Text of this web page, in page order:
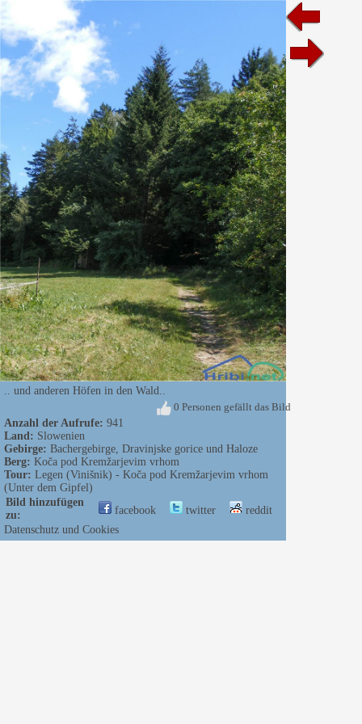
.. und anderen Höfen in den Wald..
0 Personen gefällt das Bild
Anzahl der Aufrufe: 941
Land: Slowenien
Gebirge: Bachergebirge, Dravinjske gorice und Haloze
Berg: Koča pod Kremžarjevim vrhom
Tour: Legen (Vinišnik) - Koča pod Kremžarjevim vrhom
(Unter dem Gipfel)
Bild hinzufügen
zu:
facebook twitter
reddit
Datenschutz und Cookies